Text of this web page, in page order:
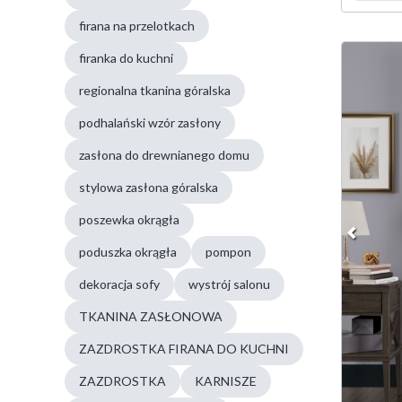
firana na przelotkach
firanka do kuchni
regionalna tkanina góralska
podhalański wzór zasłony
zasłona do drewnianego domu
stylowa zasłona góralska
poszewka okrągła
poduszka okrągła pompon
dekoracja sofy wystrój salonu
TKANINA ZASŁONOWA
ZAZDROSTKA FIRANA DO KUCHNI
ZAZDROSTKA KARNISZE